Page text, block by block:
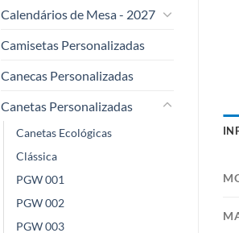
Calendários de Mesa - 2027
Camisetas Personalizadas
Canecas Personalizadas
Canetas Personalizadas
Canetas Ecológicas
Clássica
PGW 001
PGW 002
PGW 003